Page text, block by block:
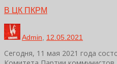
В ЦК ПКРМ
Admin 12.05.2021
Сегодня, 11 мая 2021 года